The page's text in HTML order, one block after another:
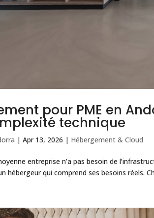
pour PME en
technique
|Apr 13, 2026 | Hébergement & Cloud
entreprise n’a pas besoin de
hébergeur qui comprend ses besoins réels.